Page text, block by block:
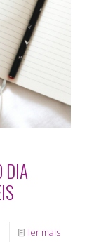
DIA
ler mais